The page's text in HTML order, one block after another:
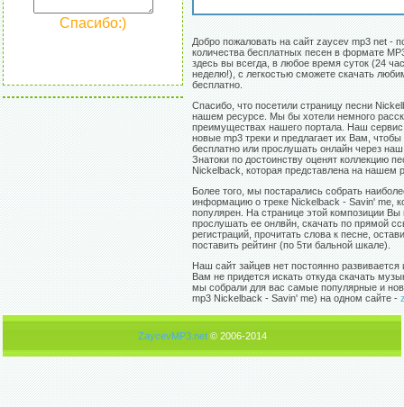
Спасибо:)
Добро пожаловать на сайт zaycev mp3 net -
количества бесплатных песен в формате
здесь вы всегда, в любое время суток (24
неделю!), с легкостью сможете скачать
бесплатно.
Спасибо, что посетили страницу песни
нашем ресурсе. Мы бы хотели немного
преимуществах нашего портала. Наш
новые mp3 треки и предлагает их Вам,
бесплатно или прослушать онлайн через
Знатоки по достоинству оценят коллекцию
Nickelback, которая представлена на нашем
Более того, мы постарались собрать
информацию о треке Nickelback - Savin' me,
популярен. На странице этой композиции
прослушать ее онлвйн, скачать по прямой
регистраций, прочитать слова к песне,
поставить рейтинг (по 5ти бальной шкале).
Наш сайт зайцев нет постоянно
Вам не придется искать откуда скачать
мы собрали для вас самые популярные и
mp3 Nickelback - Savin' me) на одном сайте -
ZaycevMP3.net © 2006-2014